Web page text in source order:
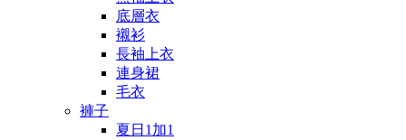
底層衣
襯衫
長袖上衣
連身裙
毛衣
褲子
夏日1加1